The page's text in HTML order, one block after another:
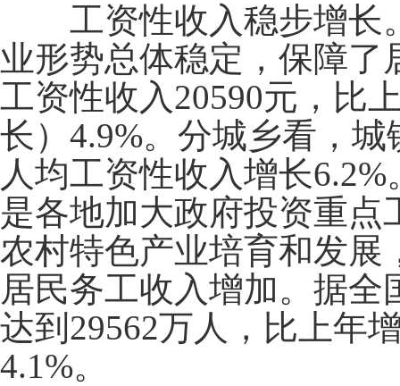
工资性收入稳步增长
业形势总体稳定，保障了
工资性收入20590元，比
长） 4.9%。分城乡看，
人均工资性收入增长6.2%
是各地加大政府投资重
农村特色产业培育和发展
居民务工收入增加。据全
达到 29562万人，比上年
4.1%。